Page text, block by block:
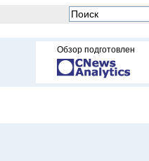
Обзор подготовлен